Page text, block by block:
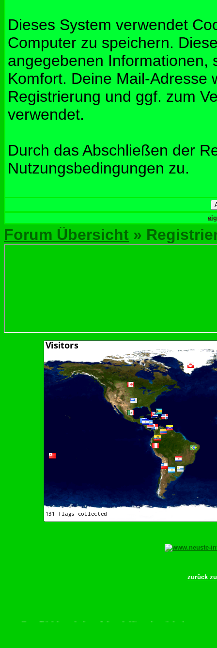
Dieses System verwendet
Computer zu speichern.
angegebenen Informationen,
Komfort. Deine Mail-Adresse
Registrierung und ggf. zum
verwendet.
Durch das Abschließen der
Nutzungsbedingungen zu.
Forum Übersicht »
zurück
drehen–Wurschdfingr bewächn!